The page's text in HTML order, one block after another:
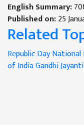
English Summary:
Published on:25
Related
Republic Day
of IndiaGandhi Jayanti